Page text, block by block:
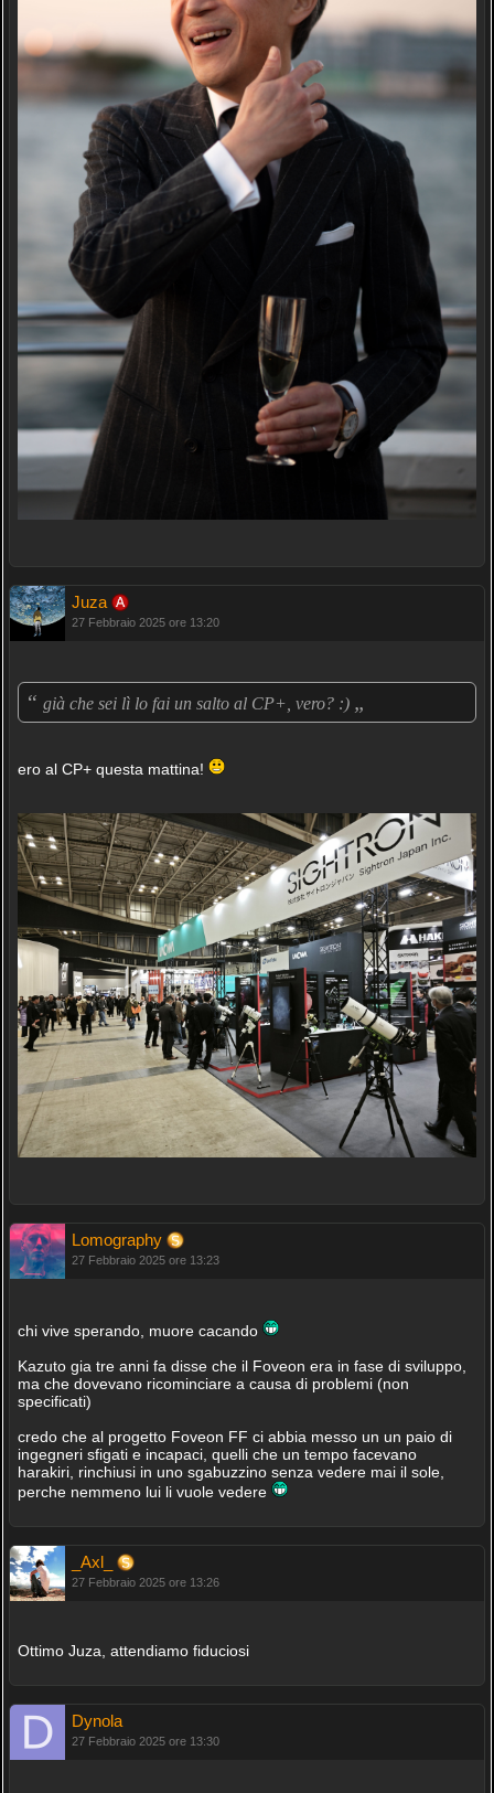
Juza
27 Febbraio 2025 ore 13:20
“ già che sei lì lo fai un salto al CP+, vero? :) „
ero al CP+ questa mattina!
Lomography
27 Febbraio 2025 ore 13:23
chi vive sperando, muore cacando
Kazuto gia tre anni fa disse che il Foveon era in fase di sviluppo,
ma che dovevano ricominciare a causa di problemi (non
specificati)
credo che al progetto Foveon FF ci abbia messo un un paio di
ingegneri sfigati e incapaci, quelli che un tempo facevano
harakiri, rinchiusi in uno sgabuzzino senza vedere mai il sole,
perche nemmeno lui li vuole vedere
_Axl_
27 Febbraio 2025 ore 13:26
Ottimo Juza, attendiamo fiduciosi
Dynola
27 Febbraio 2025 ore 13:30